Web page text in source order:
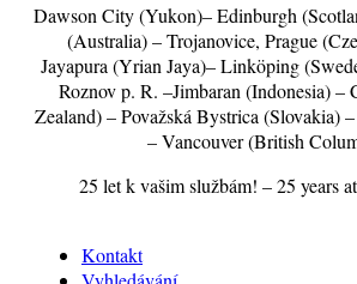
Dawson City (Yukon)– Edinburgh
(Australia) – Trojanovice, Prague
Jayapura (Yrian Jaya)– Linköping
Roznov p. R. –Jimbaran (Indonesia) –
Zealand) – Považská Bystrica (Slovakia)
– Vancouver (British
25 let k vašim službám! – 25 years
Kontakt